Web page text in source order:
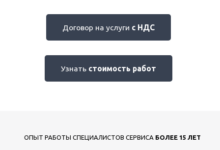
Договор на услуги с НДС
Узнать стоимость работ
ОПЫТ РАБОТЫ СПЕЦИАЛИСТОВ СЕРВИСА БОЛЕЕ 15 ЛЕТ